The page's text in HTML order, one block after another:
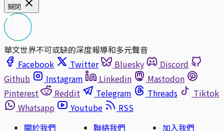
關閉
華文世界不可或缺的深度報導和多元聲音
Facebook
Twitter Bluesky
Discord
Github
Instagram Linkedin
Mastodon
Pinterest
Reddit Telegram Threads
Tiktok
Whatsapp
Youtube
RSS
關於我們
聯絡我們
加入我們